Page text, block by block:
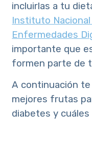
incluirlas a tu
Instituto
Enfermedades
importante que
formen parte de
A continuación
mejores frutas
diabetes y